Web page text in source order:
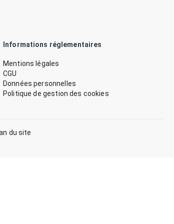
Informations réglementaires
Mentions légales
CGU
Données personnelles
Politique de gestion des cookies
du site